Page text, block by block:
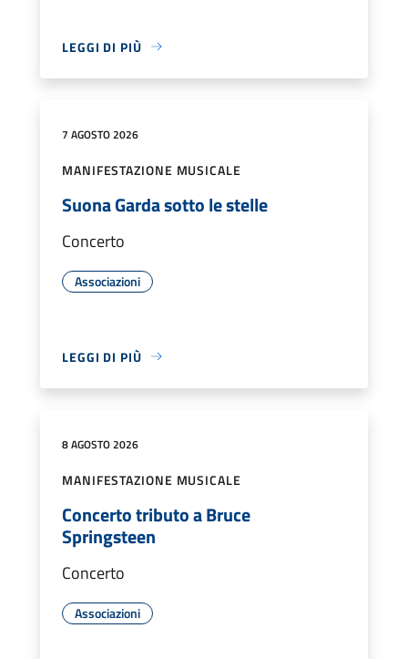
LEGGI DI PIÙ
7 AGOSTO 2026
MANIFESTAZIONE MUSICALE
Suona Garda sotto le stelle
Concerto
Associazioni
LEGGI DI PIÙ
8 AGOSTO 2026
MANIFESTAZIONE MUSICALE
Concerto tributo a Bruce
Springsteen
Concerto
Associazioni